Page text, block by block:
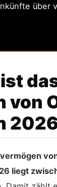
über
von
liegt